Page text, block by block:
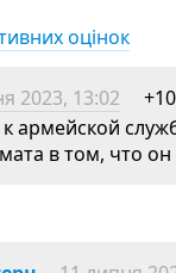
оцінок
2023, 13:02
+10
армейской
в том, что